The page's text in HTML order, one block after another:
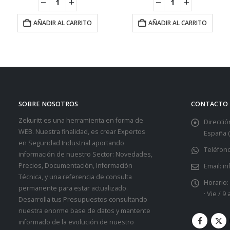
AÑADIR AL CARRITO AÑADIR AL CARRITO
SOBRE NOSOTROS
Zekuritt es una herramienta en forma de
WEB. Nuestra finalidad, es crear Expertos
en Seguridad Industrial aportando
información de nuestro Sector: Novedades,
Precios, Documentación, Información
Técnica, y una referencia de consulta
permanente para estar actualizado.
Desarrolla tus Presupuestos consultando
nuestra enorme base de datos y mantente
informado de la evolución de nuestro
CONTACTO
España
Email:
Horario:
· Vie / 9